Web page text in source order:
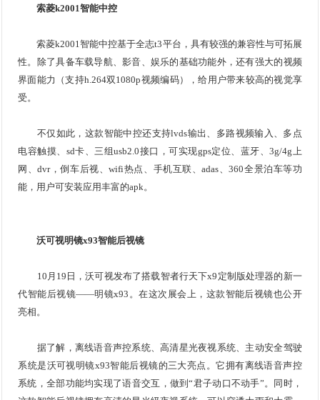
索菱k2001智能中控
索菱k2001智能中控基于全志t3平台，具有较强的兼容性与可拓展
性。除了具备车载导航、影音、娱乐的基础功能外，还有强大的视频
界面能力（支持h.264双1080p视频编码），给用户带来较高的视觉享
受。
不仅如此，这款智能中控还支持lvds输出、多路视频输入、多点
电容触摸、sd卡、三组usb2.0接口，可实现gps定位、蓝牙、3g/4g上
网、dvr，倒车后视、wifi热点、手机互联、adas、360全景泊车等功
能，用户可安装应用丰富的apk。
沃可视明镜x93智能后视镜
10月19日，沃可视发布了搭载智者行天下x9定制版处理器的新一
代智能后视镜——明镜x93。在这次展会上，这款智能后视镜也公开
亮相。
据了解，离线语音声控系统、高清星光夜视系统、主动安全驾驶
系统是沃可视明镜x93智能后视镜的三大亮点。它拥有离线语音声控
系统，全部功能均实现了语音交互，做到“君子动口不动手”。同时，